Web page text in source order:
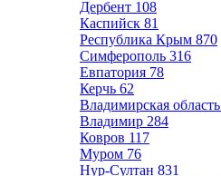
Дербент 108
Каспийск 81
Республика Крым 870
Симферополь 316
Евпатория 78
Керчь 62
Владимирская область
Владимир 284
Ковров 117
Муром 76
Нур-Султан 831